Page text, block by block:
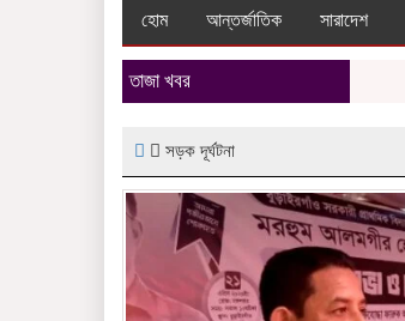
হোম আন্তর্জাতিক সারাদেশ
তাজা খবর
সড়ক দূর্ঘটনা